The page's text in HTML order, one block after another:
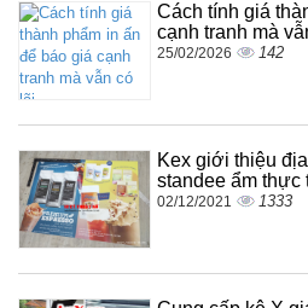
Cách tính giá
cạnh tranh mà
25/02/2026 142
Kex giới thiệu
standee ẩm thực
02/12/2021 1333